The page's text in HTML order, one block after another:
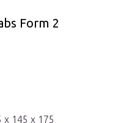
Form 2
145 x 175